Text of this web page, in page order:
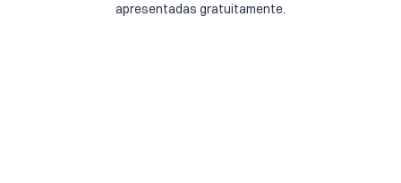
apresentadas gratuitamente.